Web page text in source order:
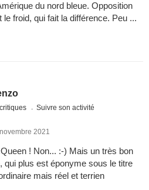
du nord bleue. Opposition
froid, qui fait la différence. Peu ...
Suivre son activité
2021
! Non... :-) Mais un très bon
qui plus est éponyme sous le titre
mais réel et terrien